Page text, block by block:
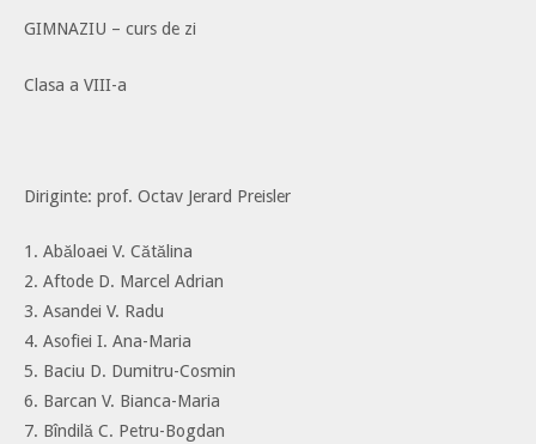
GIMNAZIU – curs de zi
Clasa a VIII-a
Diriginte: prof. Octav Jerard Preisler
1. Abăloaei V. Cătălina
2. Aftode D. Marcel Adrian
3. Asandei V. Radu
4. Asofiei I. Ana-Maria
5. Baciu D. Dumitru-Cosmin
6. Barcan V. Bianca-Maria
7. Bîndilă C. Petru-Bogdan